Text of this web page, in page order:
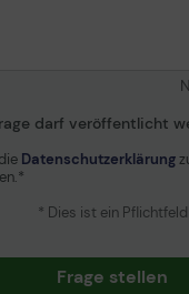
darf veröffentlicht
Datenschutzerklärung
* Dies ist ein Pflichtfeld
Frage stellen